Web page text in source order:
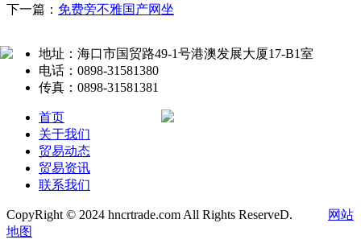
下一篇： 免费旁不雅国产网坐
地址：海口市国贸路49-1号港澳发展大厦17-B1室
电话：0898-31581380
传真：0898-31581381
首页
关于我们
贸易动态
贸易资讯
联系我们
CopyRight © 2024 hncrtrade.com All Rights ReserveD.
网站
地图